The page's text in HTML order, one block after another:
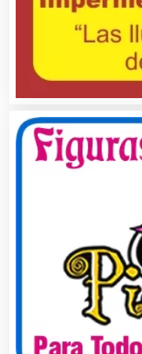
Aluminio
Análisis
Análisis de
Aparatos y